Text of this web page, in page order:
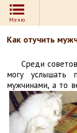
Меню
Как отучить
Среди
могу услышать
мужчинами, а то